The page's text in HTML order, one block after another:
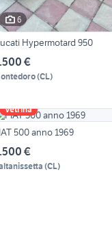
6
Hypermotard 950
€
(CL)
Vetrina
500 anno 1969
€
(CL)